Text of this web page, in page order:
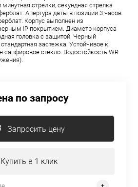
стрелки, секундная стрелка
Апертура даты в позиции 3 часов.
Корпус выполнен из
IP покрытием. Диаметр корпуса
головка с защитой. Черный
застежка. Устойчивое к
сапфировое стекло. Водостойкость WR
по запросу
Запросить цену
Купить в 1 клик